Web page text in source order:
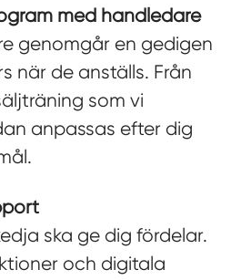
med handledare
genomgår en gedigen
när de anställs. Från
som vi
anpassas efter dig
ska ge dig fördelar.
och digitala